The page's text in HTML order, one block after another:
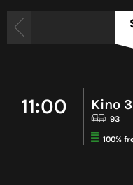
11:00 Kino 3
93
100%